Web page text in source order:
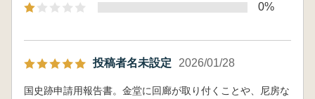
0%
投稿者名未設定 2026/01/28
国史跡申請用報告書。金堂に回廊が取り付くことや、尼房な